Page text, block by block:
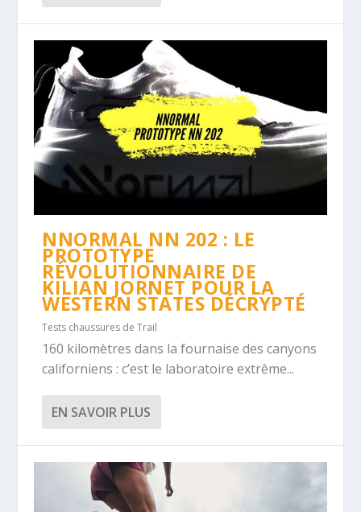
NNORMAL NN 202 : LE
PROTOTYPE
RÉVOLUTIONNAIRE DE
KILIAN JORNET POUR LA
WESTERN STATES DÉCRYPTÉ
Tests chaussures de Trail
160 kilomètres dans la fournaise des canyons
californiens : c’est le laboratoire extrême...
EN SAVOIR PLUS